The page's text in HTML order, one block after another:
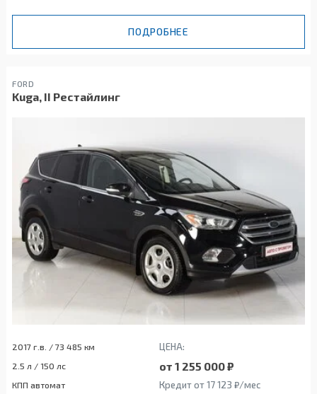
ПОДРОБНЕЕ
FORD
Kuga, II Рестайлинг
2017 г.в. / 73 485 км ЦЕНА:
2.5 л / 150 лс от 1 255 000 ₽
КПП автомат Кредит от 17 123 ₽/мес